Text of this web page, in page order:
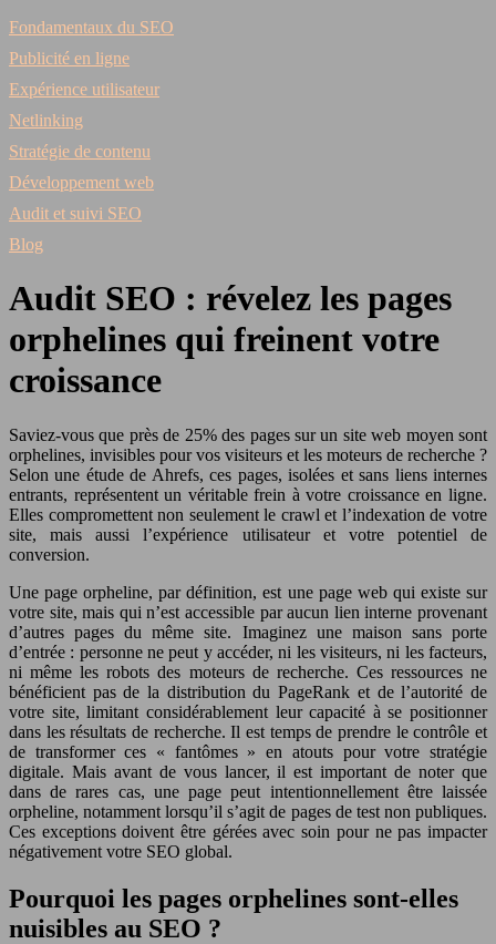
Fondamentaux du SEO
Publicité en ligne
Expérience utilisateur
Netlinking
Stratégie de contenu
Développement web
Audit et suivi SEO
Blog
Audit SEO : révelez les pages
orphelines qui freinent votre
croissance
Saviez-vous que près de 25% des pages sur un site web moyen sont
orphelines, invisibles pour vos visiteurs et les moteurs de recherche ?
Selon une étude de Ahrefs, ces pages, isolées et sans liens internes
entrants, représentent un véritable frein à votre croissance en ligne.
Elles compromettent non seulement le crawl et l’indexation de votre
site, mais aussi l’expérience utilisateur et votre potentiel de
conversion.
Une page orpheline, par définition, est une page web qui existe sur
votre site, mais qui n’est accessible par aucun lien interne provenant
d’autres pages du même site. Imaginez une maison sans porte
d’entrée : personne ne peut y accéder, ni les visiteurs, ni les facteurs,
ni même les robots des moteurs de recherche. Ces ressources ne
bénéficient pas de la distribution du PageRank et de l’autorité de
votre site, limitant considérablement leur capacité à se positionner
dans les résultats de recherche. Il est temps de prendre le contrôle et
de transformer ces « fantômes » en atouts pour votre stratégie
digitale. Mais avant de vous lancer, il est important de noter que
dans de rares cas, une page peut intentionnellement être laissée
orpheline, notamment lorsqu’il s’agit de pages de test non publiques.
Ces exceptions doivent être gérées avec soin pour ne pas impacter
négativement votre SEO global.
Pourquoi les pages orphelines sont-elles
nuisibles au SEO ?